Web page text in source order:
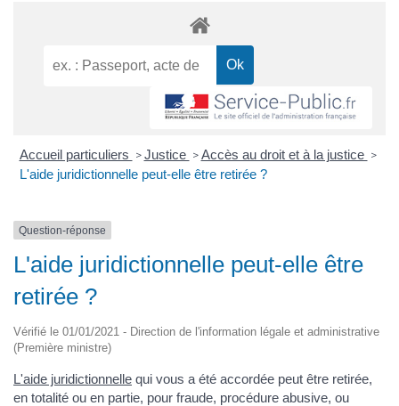
Accueil particuliers > Justice > Accès au droit et à la justice >
L'aide juridictionnelle peut-elle être retirée ?
Question-réponse
L'aide juridictionnelle peut-elle être
retirée ?
Vérifié le 01/01/2021 - Direction de l'information légale et administrative
(Première ministre)
L'aide juridictionnelle qui vous a été accordée peut être retirée,
en totalité ou en partie, pour fraude, procédure abusive, ou